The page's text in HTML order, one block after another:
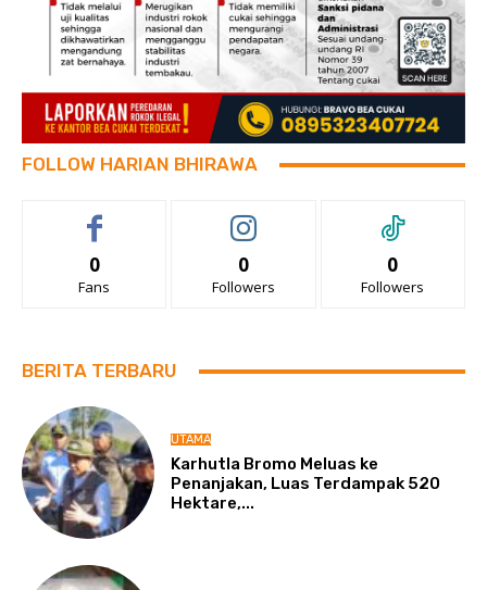
FOLLOW HARIAN BHIRAWA
0
Fans
0
Followers
0
Followers
BERITA TERBARU
UTAMA
Karhutla Bromo Meluas ke
Penanjakan, Luas Terdampak 520
Hektare,...